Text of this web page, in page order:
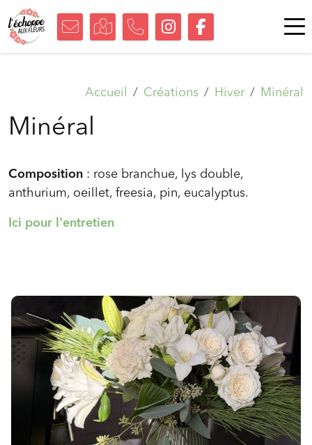
Accueil Créations Hiver Minéral
Minéral
Composition : rose branchue, lys double,
anthurium, oeillet, freesia, pin, eucalyptus.
Ici pour l'entretien